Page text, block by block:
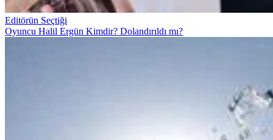
Editörün Seçtiği
Oyuncu Halil Ergün Kimdir? Dolandırıldı mı?